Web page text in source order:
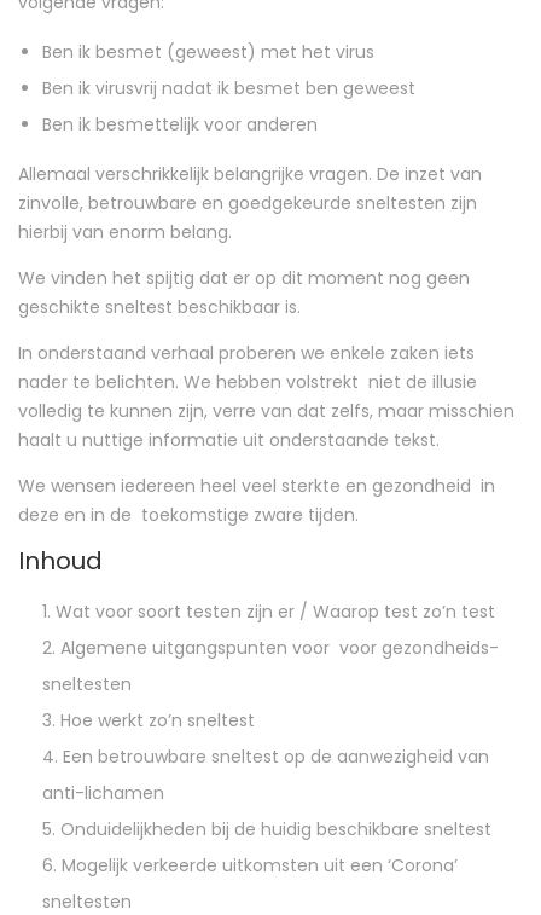
Ben ik besmet (geweest) met het virus
Ben ik virusvrij nadat ik besmet ben geweest
Ben ik besmettelijk voor anderen
Allemaal verschrikkelijk belangrijke vragen. De inzet van
zinvolle, betrouwbare en goedgekeurde sneltesten zijn
hierbij van enorm belang.
We vinden het spijtig dat er op dit moment nog geen
geschikte sneltest beschikbaar is.
In onderstaand verhaal proberen we enkele zaken iets
nader te belichten. We hebben volstrekt niet de illusie
volledig te kunnen zijn, verre van dat zelfs, maar misschien
haalt u nuttige informatie uit onderstaande tekst.
We wensen iedereen heel veel sterkte en gezondheid in
deze en in de toekomstige zware tijden.
Inhoud
Wat voor soort testen zijn er / Waarop test zo’n test
Algemene uitgangspunten voor voor gezondheids-
sneltesten
Hoe werkt zo’n sneltest
Een betrouwbare sneltest op de aanwezigheid van
anti-lichamen
Onduidelijkheden bij de huidig beschikbare sneltest
Mogelijk verkeerde uitkomsten uit een ‘Corona’
sneltesten